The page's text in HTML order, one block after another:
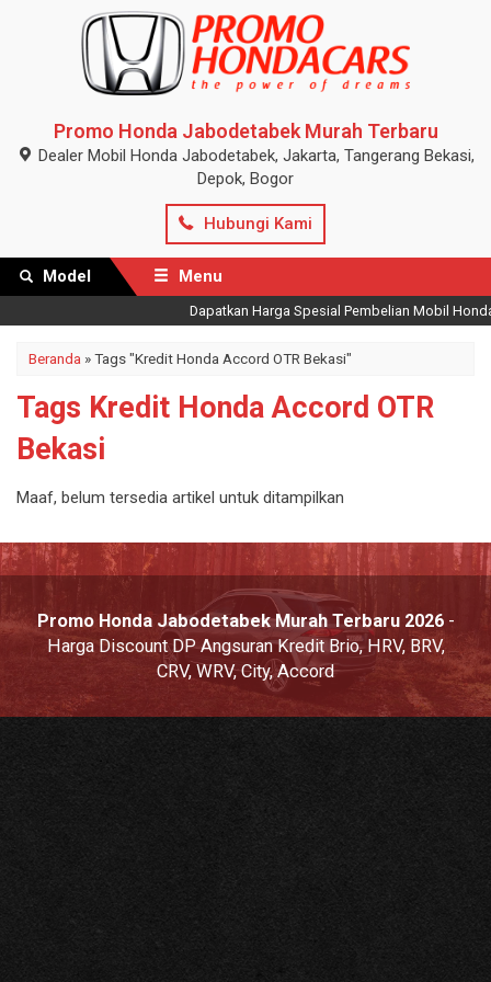
Promo Honda Jabodetabek Murah Terbaru
Dealer Mobil Honda Jabodetabek, Jakarta, Tangerang Bekasi,
Depok, Bogor
Hubungi Kami
Model Menu
Dapatkan Harga Spesial Pembelian Mobil
Beranda »Tags "Kredit Honda Accord OTR Bekasi"
Tags Kredit Honda Accord OTR
Bekasi
Maaf, belum tersedia artikel untuk ditampilkan
Promo Honda Jabodetabek Murah Terbaru 2026-
Harga Discount DP Angsuran Kredit Brio, HRV, BRV,
CRV, WRV, City, Accord